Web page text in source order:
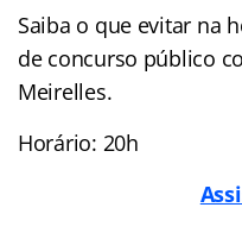
Saiba o que evitar na
de concurso público
Meirelles.
Horário: 20h